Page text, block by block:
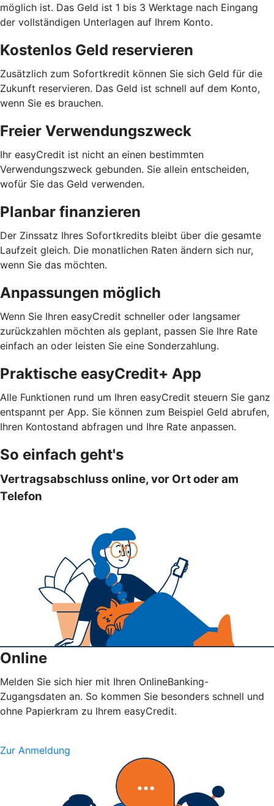
möglich ist. Das Geld ist 1 bis 3 Werktage nach Eingang
der vollständigen Unterlagen auf Ihrem Konto.
Kostenlos Geld reservieren
Zusätzlich zum Sofortkredit können Sie sich Geld für die
Zukunft reservieren. Das Geld ist schnell auf dem Konto,
wenn Sie es brauchen.
Freier Verwendungszweck
Ihr easyCredit ist nicht an einen bestimmten
Verwendungszweck gebunden. Sie allein entscheiden,
wofür Sie das Geld verwenden.
Planbar finanzieren
Der Zinssatz Ihres Sofortkredits bleibt über die gesamte
Laufzeit gleich. Die monatlichen Raten ändern sich nur,
wenn Sie das möchten.
Anpassungen möglich
Wenn Sie Ihren easyCredit schneller oder langsamer
zurückzahlen möchten als geplant, passen Sie Ihre Rate
einfach an oder leisten Sie eine Sonderzahlung.
Praktische easyCredit+ App
Alle Funktionen rund um Ihren easyCredit steuern Sie ganz
entspannt per App. Sie können zum Beispiel Geld abrufen,
Ihren Kontostand abfragen und Ihre Rate anpassen.
So einfach geht's
Vertragsabschluss online, vor Ort oder am
Telefon
Online
Melden Sie sich hier mit Ihren OnlineBanking-
Zugangsdaten an. So kommen Sie besonders schnell und
ohne Papierkram zu Ihrem easyCredit.
Zur Anmeldung